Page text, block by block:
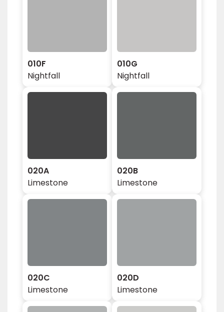
010F
Nightfall
010G
Nightfall
020A
Limestone
020B
Limestone
020C
Limestone
020D
Limestone